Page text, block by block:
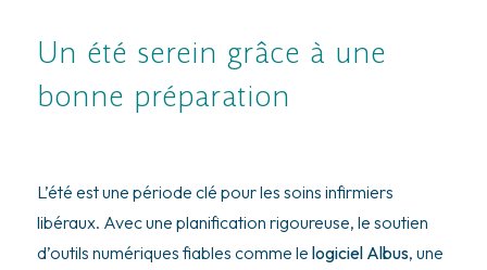
Un été serein grâce à une
bonne préparation
L’été est une période clé pour les soins infirmiers
libéraux. Avec une planification rigoureuse, le soutien
d’outils numériques fiables comme le logiciel Albus, une